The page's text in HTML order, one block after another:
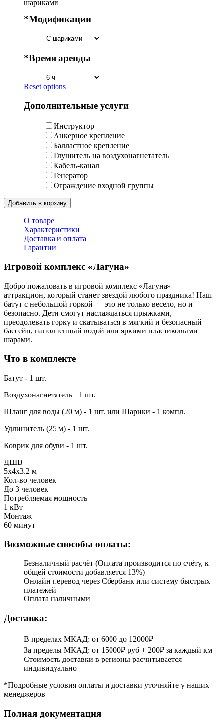
шариками
*Модификации
*Время аренды
Reset options
Дополнительные услуги
Инструктор
Анкерное крепление
Балластное крепление
Глушитель на воздухонагнетатель
Кабель-канал
Генератор
Ограждение входной группы
Добавить в корзину
О товаре
Характеристики
Доставка и оплата
Гарантии
Игровой комплекс «Лагуна»
Добро пожаловать в игровой комплекс «Лагуна» —
аттракцион, который станет звездой любого праздника! Наш
батут с небольшой горкой — это не только весело, но и
безопасно. Дети смогут наслаждаться прыжками,
преодолевать горку и скатываться в мягкий и безопасный
бассейн, наполненный водой или яркими пластиковыми
шарами.
Что в комплекте
Батут - 1 шт.
Воздухонагнетатель - 1 шт.
Шланг для воды (20 м) - 1 шт. или Шарики - 1 компл.
Удлинитель (25 м) - 1 шт.
Коврик для обуви - 1 шт.
ДШВ
5x4x3.2 м
Кол-во человек
До 3 человек
Потребляемая мощность
1 кВт
Монтаж
60 минут
Возможные способы оплаты:
Безналичный расчёт (Оплата производится по счёту, к
общей стоимости добавляется 13%)
Онлайн перевод через Сбербанк или систему быстрых
платежей
Оплата наличными
Доставка:
В пределах МКАД: от 6000 до 12000₽
За пределы МКАД: от 15000₽ руб + 200₽ за каждый км
Стоимость доставки в регионы расчитывается
индивидуально
*Подробные условия оплаты и доставки уточняйте у наших
менеджеров
Полная документация